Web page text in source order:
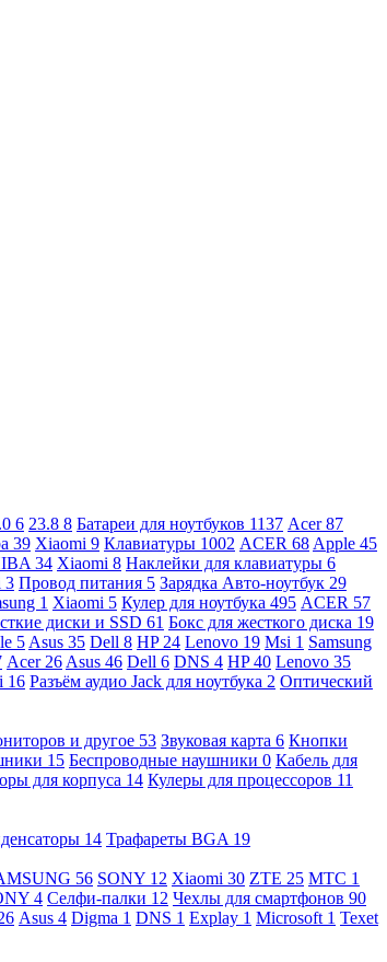
6 23.8 8 Батареи для ноутбуков 1137 Acer87
39 Xiaomi 9 Клавиатуры 1002 ACER 68 Apple 45
34 Xiaomi 8 Наклейки для клавиатуры 6
3 Провод питания 5 Зарядка Авто-ноутбук 29
1 Xiaomi 5 Кулер для ноутбука 495 ACER 57
диски и SSD 61 Бокс для жесткого диска 19
5 Asus 35 Dell 8 HP 24 Lenovo 19 Msi 1 Samsung
Acer 26 Asus 46 Dell 6 DNS 4 HP40 Lenovo 35
16 Разъём аудио Jack для ноутбука 2 Оптический
и другое 53 Звуковая карта 6 Кнопки
15 Беспроводные наушники 0 Кабель для
для корпуса 14 Кулеры для процессоров 11
14 Трафареты BGA 19
56 SONY 12 Xiaomi 30 ZTE 25 МТС 1
4 Селфи-палки 12 Чехлы для смартфонов 90
Asus 4 Digma 1 DNS 1 Explay 1 Microsoft 1 Texet